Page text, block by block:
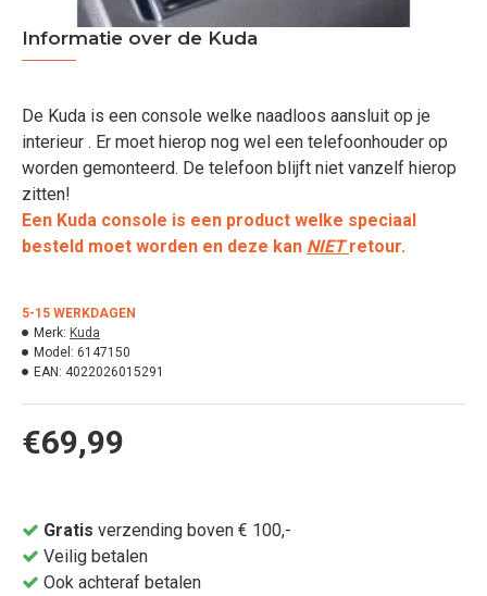
Informatie over de Kuda
De Kuda is een console welke naadloos aansluit op je
interieur . Er moet hierop nog wel een telefoonhouder op
worden gemonteerd. De telefoon blijft niet vanzelf hierop
zitten!
Een Kuda console is een product welke speciaal
besteld moet worden en deze kan NIETretour.
€69,99
5-15 WERKDAGEN
Merk: Kuda
Model: 6147150
EAN: 4022026015291
Gratis verzending boven € 100,-
Veilig betalen
Ook achteraf betalen